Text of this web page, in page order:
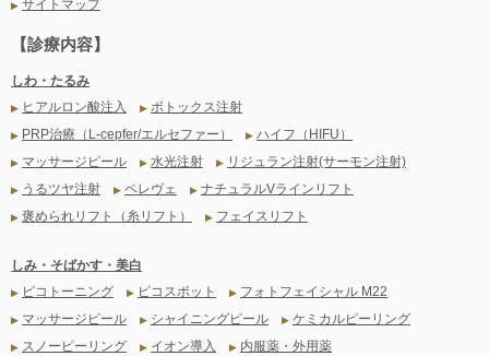
▶ サイトマップ
【診療内容】
しわ・たるみ
▶ ヒアルロン酸注入 ▶ ボトックス注射
▶ PRP治療（L-cepfer/エルセファー） ▶ ハイフ（HIFU）
▶ マッサージピール ▶ 水光注射 ▶ リジュラン注射(サーモン注射)
▶ うるツヤ注射 ▶ ペレヴェ ▶ ナチュラルVラインリフト
▶ 褒められリフト（糸リフト） ▶ フェイスリフト
しみ・そばかす・美白
▶ ピコトーニング ▶ ピコスポット ▶ フォトフェイシャル M22
▶ マッサージピール ▶ シャイニングピール ▶ ケミカルピーリング
▶ スノーピーリング ▶ イオン導入 ▶ 内服薬・外用薬